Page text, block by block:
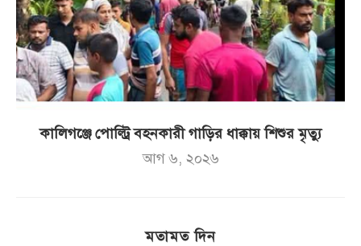
কালিগঞ্জে পোল্ট্রি বহনকারী গাড়ির ধাক্কায় শিশুর মৃত্যু
আগ ৬, ২০২৬
মতামত দিন